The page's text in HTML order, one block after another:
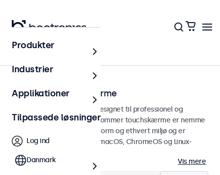
Touchskærme
13 tommer touchskærme
13 tommer touchskærme designet til professionel og
kontinuerlig brug. Disse 13-tommer touchskærme er nemme
at integrere i enhver brugsform og ethvert miljø og er
kompatible med Windows, macOS, ChromeOS og Linux-
Vis mere
Produkter
Industrier
Applikationer
Tilpassede løsninger
Log ind
Danmark